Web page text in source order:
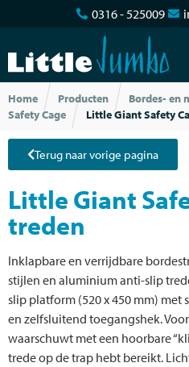
0316 - 525009
Home Producten Bordes- en
Safety Cage
Little Giant Safety
Terug naar vorige pagina
Little Giant
treden
Inklapbare en verrijdbare
stijlen en aluminium anti-slip
slip platform (520 x 450 mm)
en zelfsluitend toegangshek.
waarschuwt met een hoorbare
trede op de trap hebt bereikt.